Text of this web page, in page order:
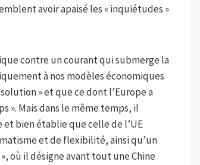
avoir apaisé les « inquiétudes »
contre un courant qui submerge la
à nos modèles économiques
» et que ce dont l’Europe a
». Mais dans le même temps, il
et bien établie que celle de l’UE
et de flexibilité, ainsi qu’un
où il désigne avant tout une Chine